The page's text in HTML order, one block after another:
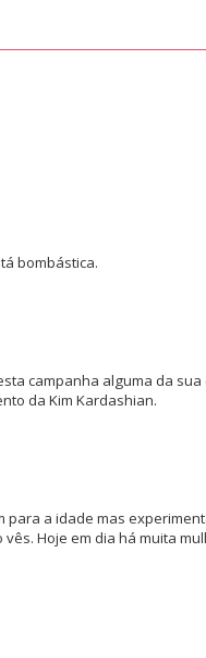
bombástica.
campanha alguma da
da Kim Kardashian.
para a idade mas
Hoje em dia há muita